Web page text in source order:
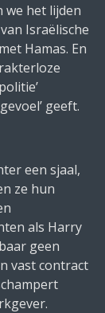
we het lijden
Israëlische
Hamas. En
geeft.
een sjaal,
ze hun
als Harry
geen
vast contract